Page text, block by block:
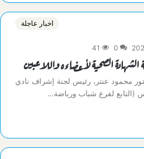
اخبار عاجلة
0
41
الصحية لأعضاءه واللاعبين
محمود عنتر، رئيس لجنة إشراف نادي
(التابع لفرع شباب ورياضة…